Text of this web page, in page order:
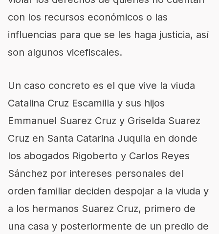
con los recursos económicos o las
influencias para que se les haga justicia, así
son algunos vicefiscales.
Un caso concreto es el que vive la viuda
Catalina Cruz Escamilla y sus hijos
Emmanuel Suarez Cruz y Griselda Suarez
Cruz en Santa Catarina Juquila en donde
los abogados Rigoberto y Carlos Reyes
Sánchez por intereses personales del
orden familiar deciden despojar a la viuda y
a los hermanos Suarez Cruz, primero de
una casa y posteriormente de un predio de